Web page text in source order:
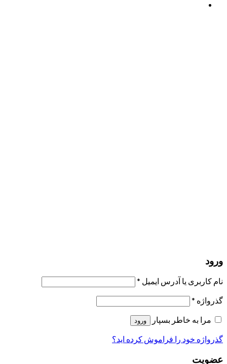
ورود
نام کاربری یا آدرس ایمیل *
گذرواژه *
مرا به خاطر بسپار
ورود
گذرواژه خود را فراموش کرده اید؟
عضویت